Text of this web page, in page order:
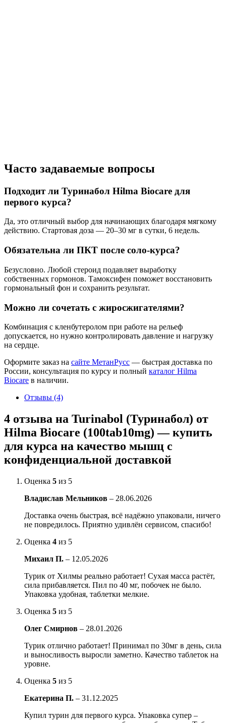
Часто задаваемые вопросы
Подходит ли Туринабол Hilma Biocare для
первого курса?
Да, это отличный выбор для начинающих благодаря мягкому
действию. Стартовая доза — 20–30 мг в сутки, 6 недель.
Обязательна ли ПКТ после соло-курса?
Безусловно. Любой стероид подавляет выработку
собственных гормонов. Тамоксифен поможет восстановить
гормональный фон и сохранить результат.
Можно ли сочетать с жиросжигателями?
Комбинация с кленбутеролом при работе на рельеф
допускается, но нужно контролировать давление и нагрузку
на сердце.
Оформите заказ на сайте МетанРусс — быстрая доставка по
России, консультация по курсу и полный каталог Hilma
Biocare в наличии.
Отзывы (4)
4 отзыва на Turinabol (Туринабол) от
Hilma Biocare (100tab10mg) — купить
для курса на качество мышц с
конфиденциальной доставкой
Оценка 5 из 5
Владислав Мельников – 28.06.2026
Доставка очень быстрая, всё надёжно упаковали, ничего
не повредилось. Приятно удивлён сервисом, спасибо!
Оценка 4 из 5
Михаил П. – 12.05.2026
Турик от Хилмы реально работает! Сухая масса растёт,
сила прибавляется. Пил по 40 мг, побочек не было.
Упаковка удобная, таблетки мелкие.
Оценка 5 из 5
Олег Смирнов – 28.01.2026
Турик отлично работает! Принимал по 30мг в день, сила
и выносливость выросли заметно. Качество таблеток на
уровне.
Оценка 5 из 5
Екатерина П. – 31.12.2025
Купил турин для первого курса. Упаковка супер –